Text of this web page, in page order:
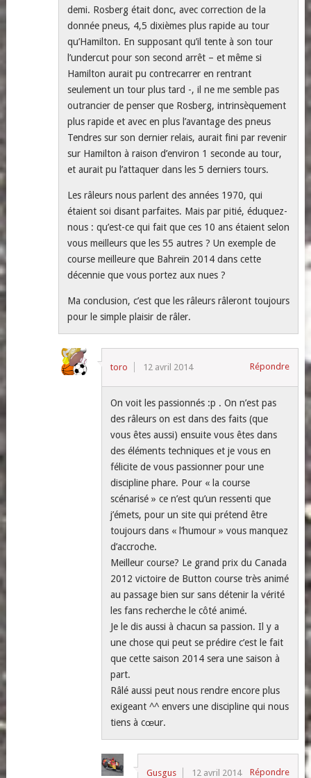
demi. Rosberg était donc, avec correction de la
donnée pneus, 4,5 dixièmes plus rapide au tour
qu’Hamilton. En supposant qu’il tente à son tour
l’undercut pour son second arrêt – et même si
Hamilton aurait pu contrecarrer en rentrant
seulement un tour plus tard -, il ne me semble pas
outrancier de penser que Rosberg, intrinsèquement
plus rapide et avec en plus l’avantage des pneus
Tendres sur son dernier relais, aurait fini par revenir
sur Hamilton à raison d’environ 1 seconde au tour,
et aurait pu l’attaquer dans les 5 derniers tours.
Les râleurs nous parlent des années 1970, qui
étaient soi disant parfaites. Mais par pitié, éduquez-
nous : qu’est-ce qui fait que ces 10 ans étaient selon
vous meilleurs que les 55 autres ? Un exemple de
course meilleure que Bahreïn 2014 dans cette
décennie que vous portez aux nues ?
Ma conclusion, c’est que les râleurs râleront toujours
pour le simple plaisir de râler.
toro 12 avril 2014 Répondre
On voit les passionnés :p . On n’est pas
des râleurs on est dans des faits (que
vous êtes aussi) ensuite vous êtes dans
des éléments techniques et je vous en
félicite de vous passionner pour une
discipline phare. Pour « la course
scénarisé » ce n’est qu’un ressenti que
j’émets, pour un site qui prétend être
toujours dans « l’humour » vous manquez
d’accroche.
Meilleur course? Le grand prix du Canada
2012 victoire de Button course très animé
au passage bien sur sans détenir la vérité
les fans recherche le côté animé.
Je le dis aussi à chacun sa passion. Il y a
une chose qui peut se prédire c’est le fait
que cette saison 2014 sera une saison à
part.
Râlé aussi peut nous rendre encore plus
exigeant ^^ envers une discipline qui nous
tiens à cœur.
Gusgus 12 avril 2014 Répondre